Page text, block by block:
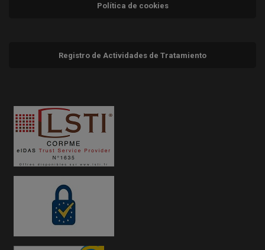
Política de cookies
Registro de Actividades de Tratamiento